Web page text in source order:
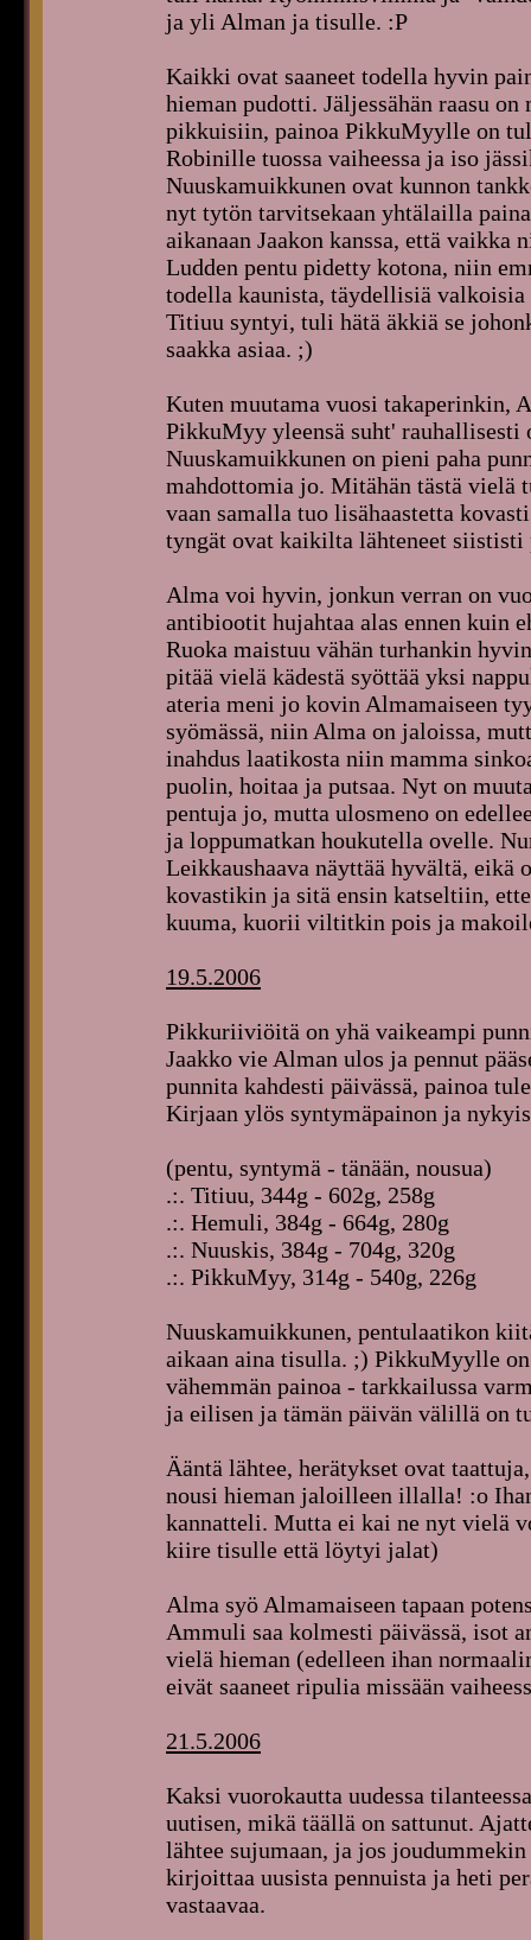
ja yli Alman ja tisulle. :P
Kaikki ovat saaneet todella hyvin
hieman pudotti. Jäljessähän raasu
pikkuisiin, painoa PikkuMyylle on
Robinille tuossa vaiheessa ja iso
Nuuskamuikkunen ovat kunnon
nyt tytön tarvitsekaan yhtälailla
aikanaan Jaakon kanssa, että
Ludden pentu pidetty kotona, niin
todella kaunista, täydellisiä valkoisia
Titiuu syntyi, tuli hätä äkkiä se
saakka asiaa. ;)
Kuten muutama vuosi takaperinkin,
PikkuMyy yleensä suht' rauhallisesti
Nuuskamuikkunen on pieni paha
mahdottomia jo. Mitähän tästä vielä
vaan samalla tuo lisähaastetta
tyngät ovat kaikilta lähteneet siististi
Alma voi hyvin, jonkun verran on
antibiootit hujahtaa alas ennen kuin
Ruoka maistuu vähän turhankin
pitää vielä kädestä syöttää yksi
ateria meni jo kovin Almamaiseen
syömässä, niin Alma on jaloissa,
inahdus laatikosta niin mamma
puolin, hoitaa ja putsaa. Nyt on
pentuja jo, mutta ulosmeno on
ja loppumatkan houkutella ovelle.
Leikkaushaava näyttää hyvältä,
kovastikin ja sitä ensin katseltiin,
kuuma, kuorii viltitkin pois ja
19.5.2006
Pikkuriiviöitä on yhä vaikeampi
Jaakko vie Alman ulos ja pennut
punnita kahdesti päivässä, painoa
Kirjaan ylös syntymäpainon ja
(pentu, syntymä - tänään, nousua)
.:. Titiuu, 344g - 602g, 258g
.:. Hemuli, 384g - 664g, 280g
.:. Nuuskis, 384g - 704g, 320g
.:. PikkuMyy, 314g - 540g, 226g
Nuuskamuikkunen, pentulaatikon
aikaan aina tisulla. ;) PikkuMyylle
vähemmän painoa - tarkkailussa
ja eilisen ja tämän päivän välillä on
Ääntä lähtee, herätykset ovat
nousi hieman jaloilleen illalla! :o
kannatteli. Mutta ei kai ne nyt vielä
kiire tisulle että löytyi jalat)
Alma syö Almamaiseen tapaan
Ammuli saa kolmesti päivässä, isot
vielä hieman (edelleen ihan
eivät saaneet ripulia missään
21.5.2006
Kaksi vuorokautta uudessa
uutisen, mikä täällä on sattunut.
lähtee sujumaan, ja jos
kirjoittaa uusista pennuista ja heti
vastaavaa.